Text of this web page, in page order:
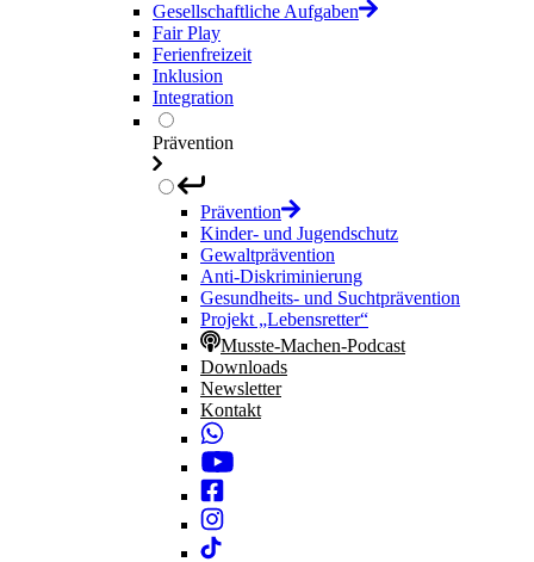
Gesellschaftliche Aufgaben
Fair Play
Ferienfreizeit
Inklusion
Integration
Prävention
Prävention
Kinder- und Jugendschutz
Gewaltprävention
Anti-Diskriminierung
Gesundheits- und Suchtprävention
Projekt „Lebensretter“
Musste-Machen-Podcast
Downloads
Newsletter
Kontakt